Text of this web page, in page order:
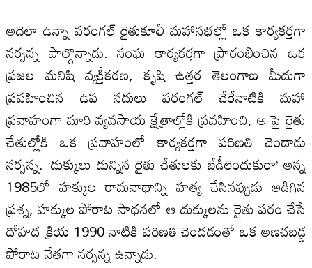
అదెలా ఉన్నా వరంగల్‌ రైతుకూలీ మహాసభల్లో ఒక కార్యకర్తగా
నర్సన్న పాల్గొన్నాడు. సంఘ కార్యకర్తగా ప్రారంభించిన ఒక
ప్రజల మనిషి వ్యక్తీకరణ, కృషి ఉత్తర తెలంగాణ మీదుగా
ప్రవహించిన ఉప నదులు వరంగల్‌ చేరేనాటికి మహా
ప్రవాహంగా మారి వ్యవసాయ క్షేత్రాల్లోకి ప్రవహించి, ఆ పై రైతు
చేతుల్లోకి ఒక ప్రవాహంలో కార్యకర్తగా పరిణతి చెందాడు
నర్సన్న. ‘దుక్కులు దున్నిన రైతు చేతులకు బేడీలెందుకురా’ అన్న
1985లో హక్కుల రామనాథాన్ని హత్య చేసినప్పుడు అడిగిన
ప్రశ్న, హక్కుల పోరాట సాధనలో ఆ దుక్కులను రైతు పరం చేసే
దోహద క్రియ 1990 నాటికి పరిణతి చెందడంతో ఒక అణచబడ్డ
పోరాట నేతగా నర్సన్న ఉన్నాడు.